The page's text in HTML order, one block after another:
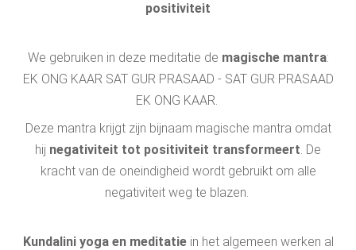
positiviteit
We gebruiken in deze meditatie de magische mantra:
EK ONG KAAR SAT GUR PRASAAD - SAT GUR PRASAAD
EK ONG KAAR.
Deze mantra krijgt zijn bijnaam magische mantra omdat
hij negativiteit tot positiviteit transformeert. De
kracht van de oneindigheid wordt gebruikt om alle
negativiteit weg te blazen.
Kundalini yoga en meditatie in het algemeen werken al